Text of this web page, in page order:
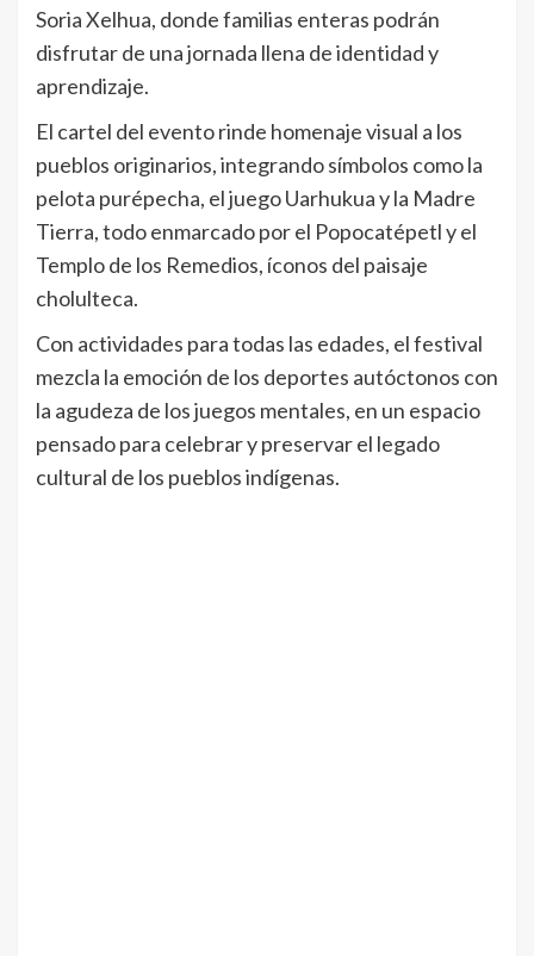
Soria Xelhua, donde familias enteras podrán
disfrutar de una jornada llena de identidad y
aprendizaje.
El cartel del evento rinde homenaje visual a los
pueblos originarios, integrando símbolos como la
pelota purépecha, el juego Uarhukua y la Madre
Tierra, todo enmarcado por el Popocatépetl y el
Templo de los Remedios, íconos del paisaje
cholulteca.
Con actividades para todas las edades, el festival
mezcla la emoción de los deportes autóctonos con
la agudeza de los juegos mentales, en un espacio
pensado para celebrar y preservar el legado
cultural de los pueblos indígenas.